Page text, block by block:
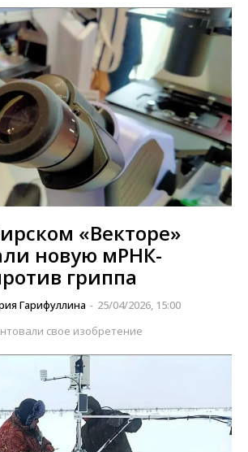
«Векторе»
новую мРНК-
гриппа
Гарифуллина - 25/04/2026, 15:00
свое изобретение